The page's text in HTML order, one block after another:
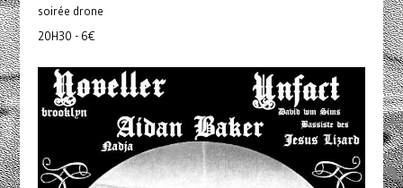
soirée drone
20H30 - 6€